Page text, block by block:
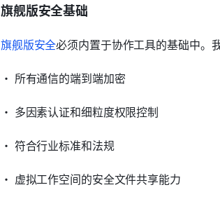
旗舰版安全基础
旗舰版安全必须内置于协作工具的基础中。
• 所有通信的端到端加密
• 多因素认证和细粒度权限控制
• 符合行业标准和法规
• 虚拟工作空间的安全文件共享能力